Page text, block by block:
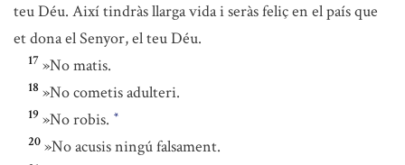
teu Déu. Així tindràs llarga vida i seràs feliç en el país que
et dona el Senyor, el teu Déu.
17 »No matis.
18 »No cometis adulteri.
19 »No robis. *
20 »No acusis ningú falsament.